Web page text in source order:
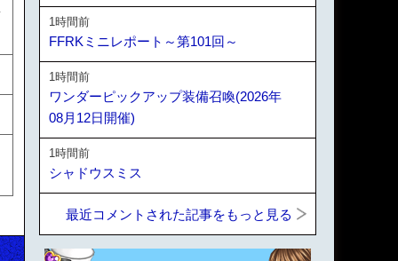
1時間前
FFRKミニレポート～第101回～
1時間前
ワンダーピックアップ装備召喚(2026年
08月12日開催)
1時間前
シャドウスミス
最近コメントされた記事をもっと見る